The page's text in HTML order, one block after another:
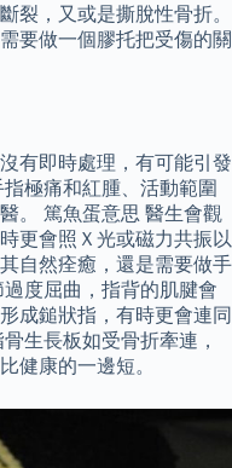
裂，又或是撕脫性骨折。
要做一個膠托把受傷的關
有即時處理，有可能引發
極痛和紅腫、活動範圍
。 篤魚蛋意思 醫生會觀
更會照Ｘ光或磁力共振以
自然痊癒，還是需要做手
度屈曲，指背的肌腱會
成鎚狀指，有時更會連同
生長板如受骨折牽連，
健康的一邊短。